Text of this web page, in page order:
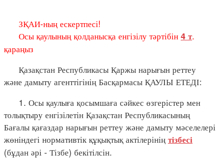
ЗҚАИ-ның ескертпесі!
Осы қаулының қолданысқа енгізілу тәртібін 4 т.
қараңыз
Қазақстан Республикасы Қаржы нарығын реттеу
және дамыту агенттігінің Басқармасы ҚАУЛЫ ЕТЕДІ:
1. Осы қаулыға қосымшаға сәйкес өзгерістер мен
толықтыру енгізілетін Қазақстан Республикасының
Бағалы қағаздар нарығын реттеу және дамыту мәселелері
жөніндегі нормативтік құқықтық актілерінің тізбесі
(бұдан әрі - Тізбе) бекітілсін.